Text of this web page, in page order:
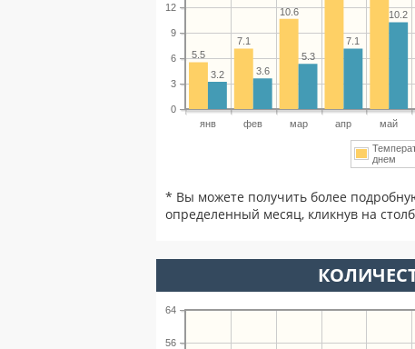
янв фев мар апр май
0
3
6
9
12 10.6
7.1
5.5
10.2
7.1
5.3
3.6
3.2
днем
* Вы можете получить более
определенный месяц, кликнув на
56
64